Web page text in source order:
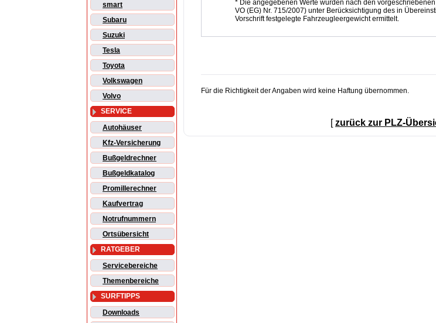
smart
Subaru
Suzuki
Tesla
Toyota
Volkswagen
Volvo
SERVICE
Autohäuser
Kfz-Versicherung
Bußgeldrechner
Bußgeldkatalog
Promillerechner
Kaufvertrag
Notrufnummern
Ortsübersicht
RATGEBER
Servicebereiche
Themenbereiche
SURFTIPPS
Downloads
* Die angegebenen Werte wurden nach den
VO (EG) Nr. 715/2007) unter Berücksichtigung des in
Vorschrift festgelegte Fahrzeugleergewicht ermittelt.
Für die Richtigkeit der Angaben wird keine Haftung übernommen.
zurück zur PLZ-